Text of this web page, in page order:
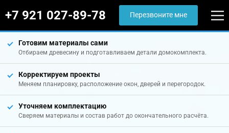
+7 921 027-89-78 Перезвоните мне
Готовим материалы сами
Отбираем древесину и подготавливаем детали домокомплекта.
Корректируем проекты
Меняем планировку, расположение окон, дверей и перегородок.
Уточняем комплектацию
Сверяем материалы и состав работ до окончательного расчёта.